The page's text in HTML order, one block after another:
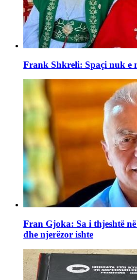
Frank Shkreli: Spaçi nuk e
Fran Gjoka: Sa i thjeshtë
dhe njerëzor ishte